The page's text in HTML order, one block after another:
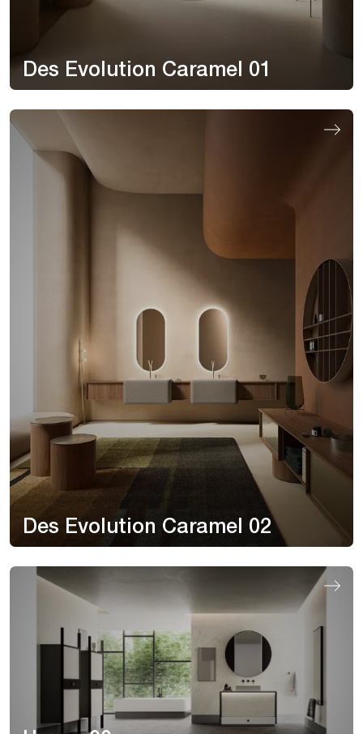
Des Evolution Caramel 01
Des Evolution Caramel 02